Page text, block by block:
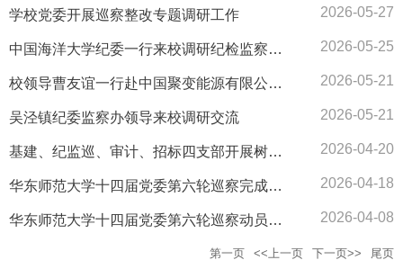
学校党委开展巡察整改专题调研工作 2026-05-27
中国海洋大学纪委一行来校调研纪检监察工作 2026-05-25
校领导曹友谊一行赴中国聚变能源有限公司调研交流 2026-05-21
吴泾镇纪委监察办领导来校调研交流 2026-05-21
基建、纪监巡、审计、招标四支部开展树立和践行正确政绩观联学活动 2026-04-20
华东师范大学十四届党委第六轮巡察完成进驻 2026-04-18
华东师范大学十四届党委第六轮巡察动员部署会召开 2026-04-08
第一页 <<上一页 下一页>> 尾页